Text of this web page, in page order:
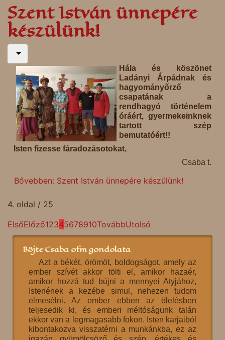
Szent István ünnepére
készülünk!
Hála és köszönet
Ladányi Árpádnak és
hagyományőrző
csapatának a
rendhagyó történelem
óráért, gyermekeinknek
tartott szép
bemutatóért!!
Isten fizesse fáradozásotokat,
Csaba t.
Bővebben: Szent István ünnepére készülünk!
4. oldal / 25
ElsőElőző12345678910TovábbUtolsó
Böjte Csaba ofm gondolata
Azt a békét, örömöt, boldogságot, amely az
ember szívét akkor tölti el, amikor hazaér,
amikor hozzá tud bújni a mennyei Atyjához,
Istenének a kezébe simul, nehezen tudom
elmesélni. Az ember ebben az ölelésben
teljesedik ki, és emberi méltóságunk talán
ekkor van a legmagasabb fokon. Isten karjaiból
kibontakozva visszatérni a munkánkba, ez az